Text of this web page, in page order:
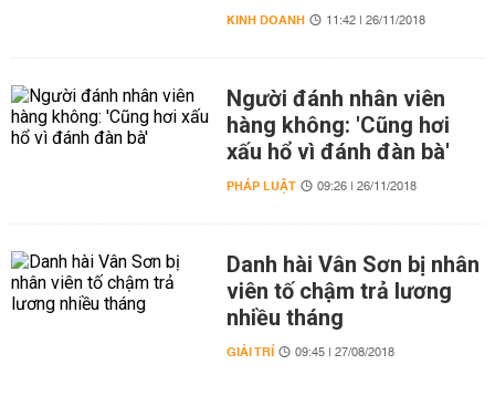
KINH DOANH 11:42 | 26/11/2018
Người đánh nhân viên
hàng không: 'Cũng hơi
xấu hổ vì đánh đàn bà'
PHÁP LUẬT 09:26 | 26/11/2018
Danh hài Vân Sơn bị nhân
viên tố chậm trả lương
nhiều tháng
GIẢI TRÍ 09:45 | 27/08/2018